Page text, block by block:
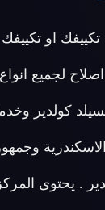
او
لجميع
كولدير
. يحتوى